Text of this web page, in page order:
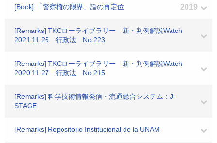
[Book] 「警察権の限界」論の再定位 2019
[Remarks] TKCローライブラリー 新・判例解説Watch
2021.11.26 行政法 No.223
[Remarks] TKCローライブラリー 新・判例解説Watch
2020.11.27 行政法 No.215
[Remarks] 科学技術情報発信・流通総合システム：J-
STAGE
[Remarks] Repositorio Institucional de la UNAM